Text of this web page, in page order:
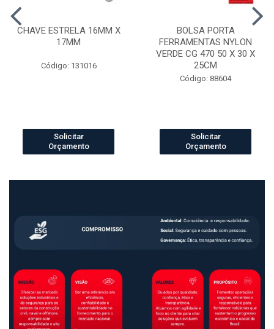
CHAVE ESTRELA 16MM X
17MM
Código: 131016
Solicitar
Orçamento
BOLSA PORTA
FERRAMENTAS NYLON
VERDE CG 470 50 X 30 X
25CM
Código: 88604
Solicitar
Orçamento